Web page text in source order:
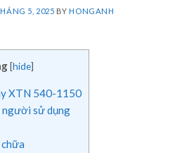
5, 2025 BYHONGANH
[hide]
XTN 540-1150
sử dụng